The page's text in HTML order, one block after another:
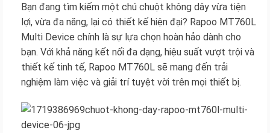
Bạn đang tìm kiếm một chú chuột không dây vừa tiện
lợi, vừa đa năng, lại có thiết kế hiện đại? Rapoo MT760L
Multi Device chính là sự lựa chọn hoàn hảo dành cho
bạn. Với khả năng kết nối đa dạng, hiệu suất vượt trội và
thiết kế tinh tế, Rapoo MT760L sẽ mang đến trải
nghiệm làm việc và giải trí tuyệt vời trên mọi thiết bị.